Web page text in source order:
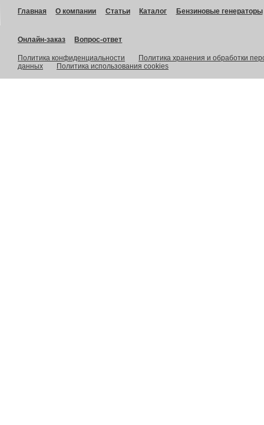
Главная О компании Статьи Каталог Бензиновые генераторы
Онлайн-заказ Вопрос-ответ
Политика конфиденциальности
Политика хранения и обработки
данных
Политика использования cookies